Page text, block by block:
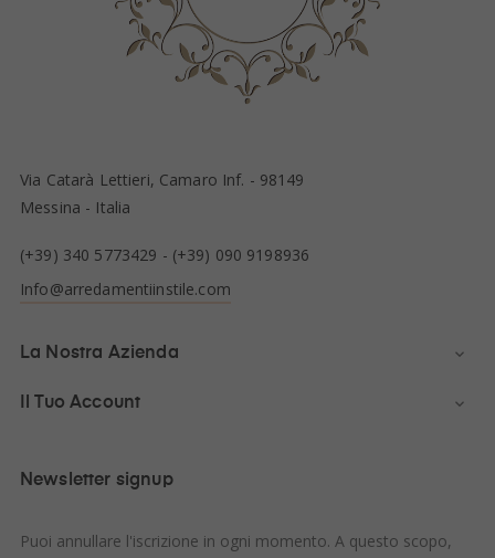
Via Catarà Lettieri, Camaro Inf. - 98149
Messina - Italia
(+39) 340 5773429 - (+39) 090 9198936
Info@arredamentiinstile.com
La Nostra Azienda 
Il Tuo Account 
Newsletter signup
Puoi annullare l'iscrizione in ogni momento. A questo scopo,